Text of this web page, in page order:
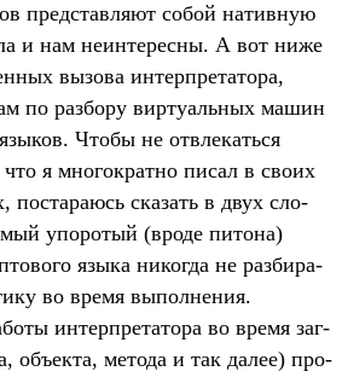
пред­став­ляют собой натив­ную
и нам неин­терес­ны. А вот ниже
вызова интер­пре­тато­ра,
по раз­бору вир­туаль­ных машин
Что­бы не отвле­кать­ся
я мно­гок­ратно писал в сво­их
пос­тара­юсь ска­зать в двух сло­
упо­ротый (вро­де питона)
язы­ка никог­да не раз­бира­
во вре­мя выпол­нения.
интер­пре­тато­ра во вре­мя заг­
объ­екта, метода и так далее) про­